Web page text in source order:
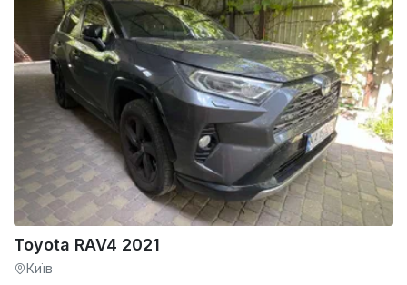
Toyota RAV4 2021
Київ